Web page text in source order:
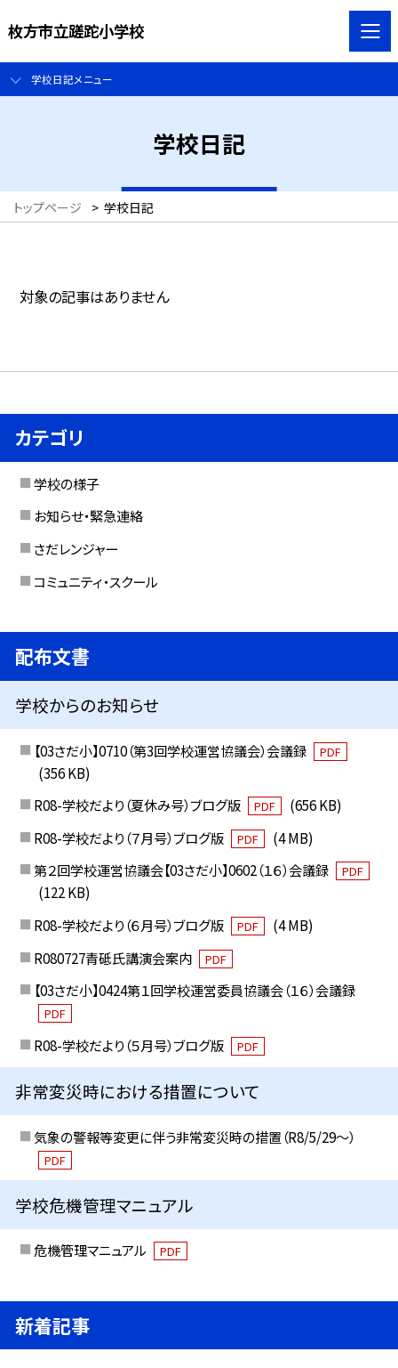
枚方市立蹉跎小学校
学校日記メニュー
学校日記
トップページ > 学校日記
対象の記事はありません
カテゴリ
学校の様子
お知らせ・緊急連絡
さだレンジャー
コミュニティ・スクール
配布文書
学校からのお知らせ
【03さだ小】0710（第3回学校運営協議会）会議録 PDF
(356 KB)
R08-学校だより（夏休み号）ブログ版
PDF
(656 KB)
R08-学校だより（７月号）ブログ版
PDF
(4 MB)
第２回学校運営協議会【03さだ小】0602（１６）会議録
PDF
(122 KB)
R08-学校だより（６月号）ブログ版
PDF
(4 MB)
R080727青砥氏講演会案内
PDF
【03さだ小】0424第１回学校運営委員協議会（１６）会議録
PDF
R08-学校だより（５月号）ブログ版 PDF
非常変災時における措置について
気象の警報等変更に伴う非常変災時の措置（R8/5/29〜）
PDF
学校危機管理マニュアル
危機管理マニュアル PDF
新着記事